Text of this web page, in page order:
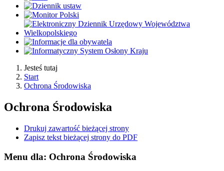
Jesteś tutaj
Start
Ochrona Środowiska
Ochrona Środowiska
Drukuj zawartość bieżącej strony
Zapisz tekst bieżącej strony do PDF
Menu dla: Ochrona Środowiska